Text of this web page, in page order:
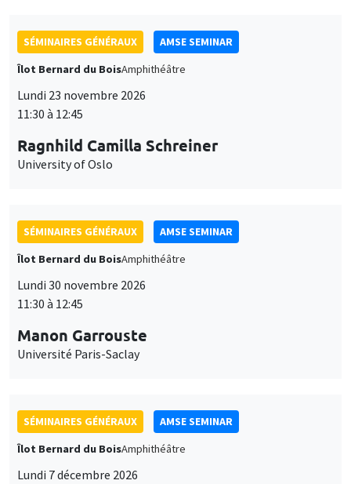
SÉMINAIRES GÉNÉRAUX
AMSE SEMINAR
Îlot Bernard du BoisAmphithéâtre
Lundi 23 novembre 2026
11:30 à 12:45
Ragnhild Camilla Schreiner
University of Oslo
SÉMINAIRES GÉNÉRAUX
AMSE SEMINAR
Îlot Bernard du BoisAmphithéâtre
Lundi 30 novembre 2026
11:30 à 12:45
Manon Garrouste
Université Paris-Saclay
SÉMINAIRES GÉNÉRAUX
AMSE SEMINAR
Îlot Bernard du BoisAmphithéâtre
Lundi 7 décembre 2026